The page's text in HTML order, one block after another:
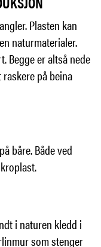
Plasten kan
naturmaterialer.
Begge er altså nede
på beina
båre. Både ved
i naturen kledd i
som stenger